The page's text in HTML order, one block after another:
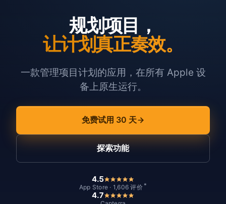
规划项目，
让计划真正奏效。
一款管理项目计划的应用，在所有 Apple 设
备上原生运行。
免费试用 30 天
探索功能
4.5
App Store · 1,606 评价 *
4.7